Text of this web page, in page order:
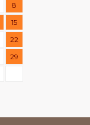
8
15
22
29